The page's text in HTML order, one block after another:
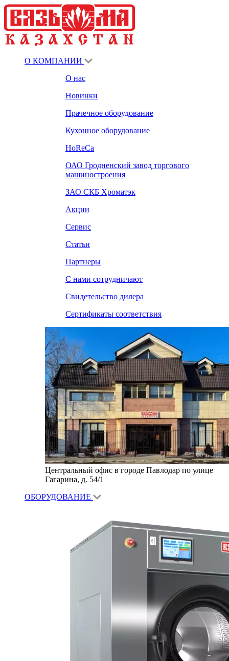
О КОМПАНИИ
О нас
Новинки
Прачечное оборудование
Кухонное оборудование
HoReCa
ОАО Гродненский завод торгового
машиностроения
ЗАО СКБ Хроматэк
Акции
Сервис
Статьи
Партнеры
С нами сотрудничают
Свидетельство дилера
Сертификаты соответствия
Центральный офис в городе Павлодар по улице
Гагарина, д. 54/1
ОБОРУДОВАНИЕ